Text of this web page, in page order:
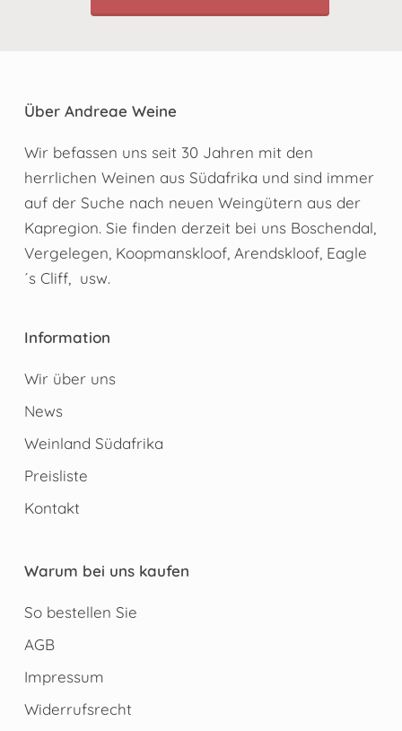
Über Andreae Weine
Wir befassen uns seit 30 Jahren mit den
herrlichen Weinen aus Südafrika und sind immer
auf der Suche nach neuen Weingütern aus der
Kapregion. Sie finden derzeit bei uns Boschendal,
Vergelegen, Koopmanskloof, Arendskloof, Eagle
´s Cliff, usw.
Information
Wir über uns
News
Weinland Südafrika
Preisliste
Kontakt
Warum bei uns kaufen
So bestellen Sie
AGB
Impressum
Widerrufsrecht